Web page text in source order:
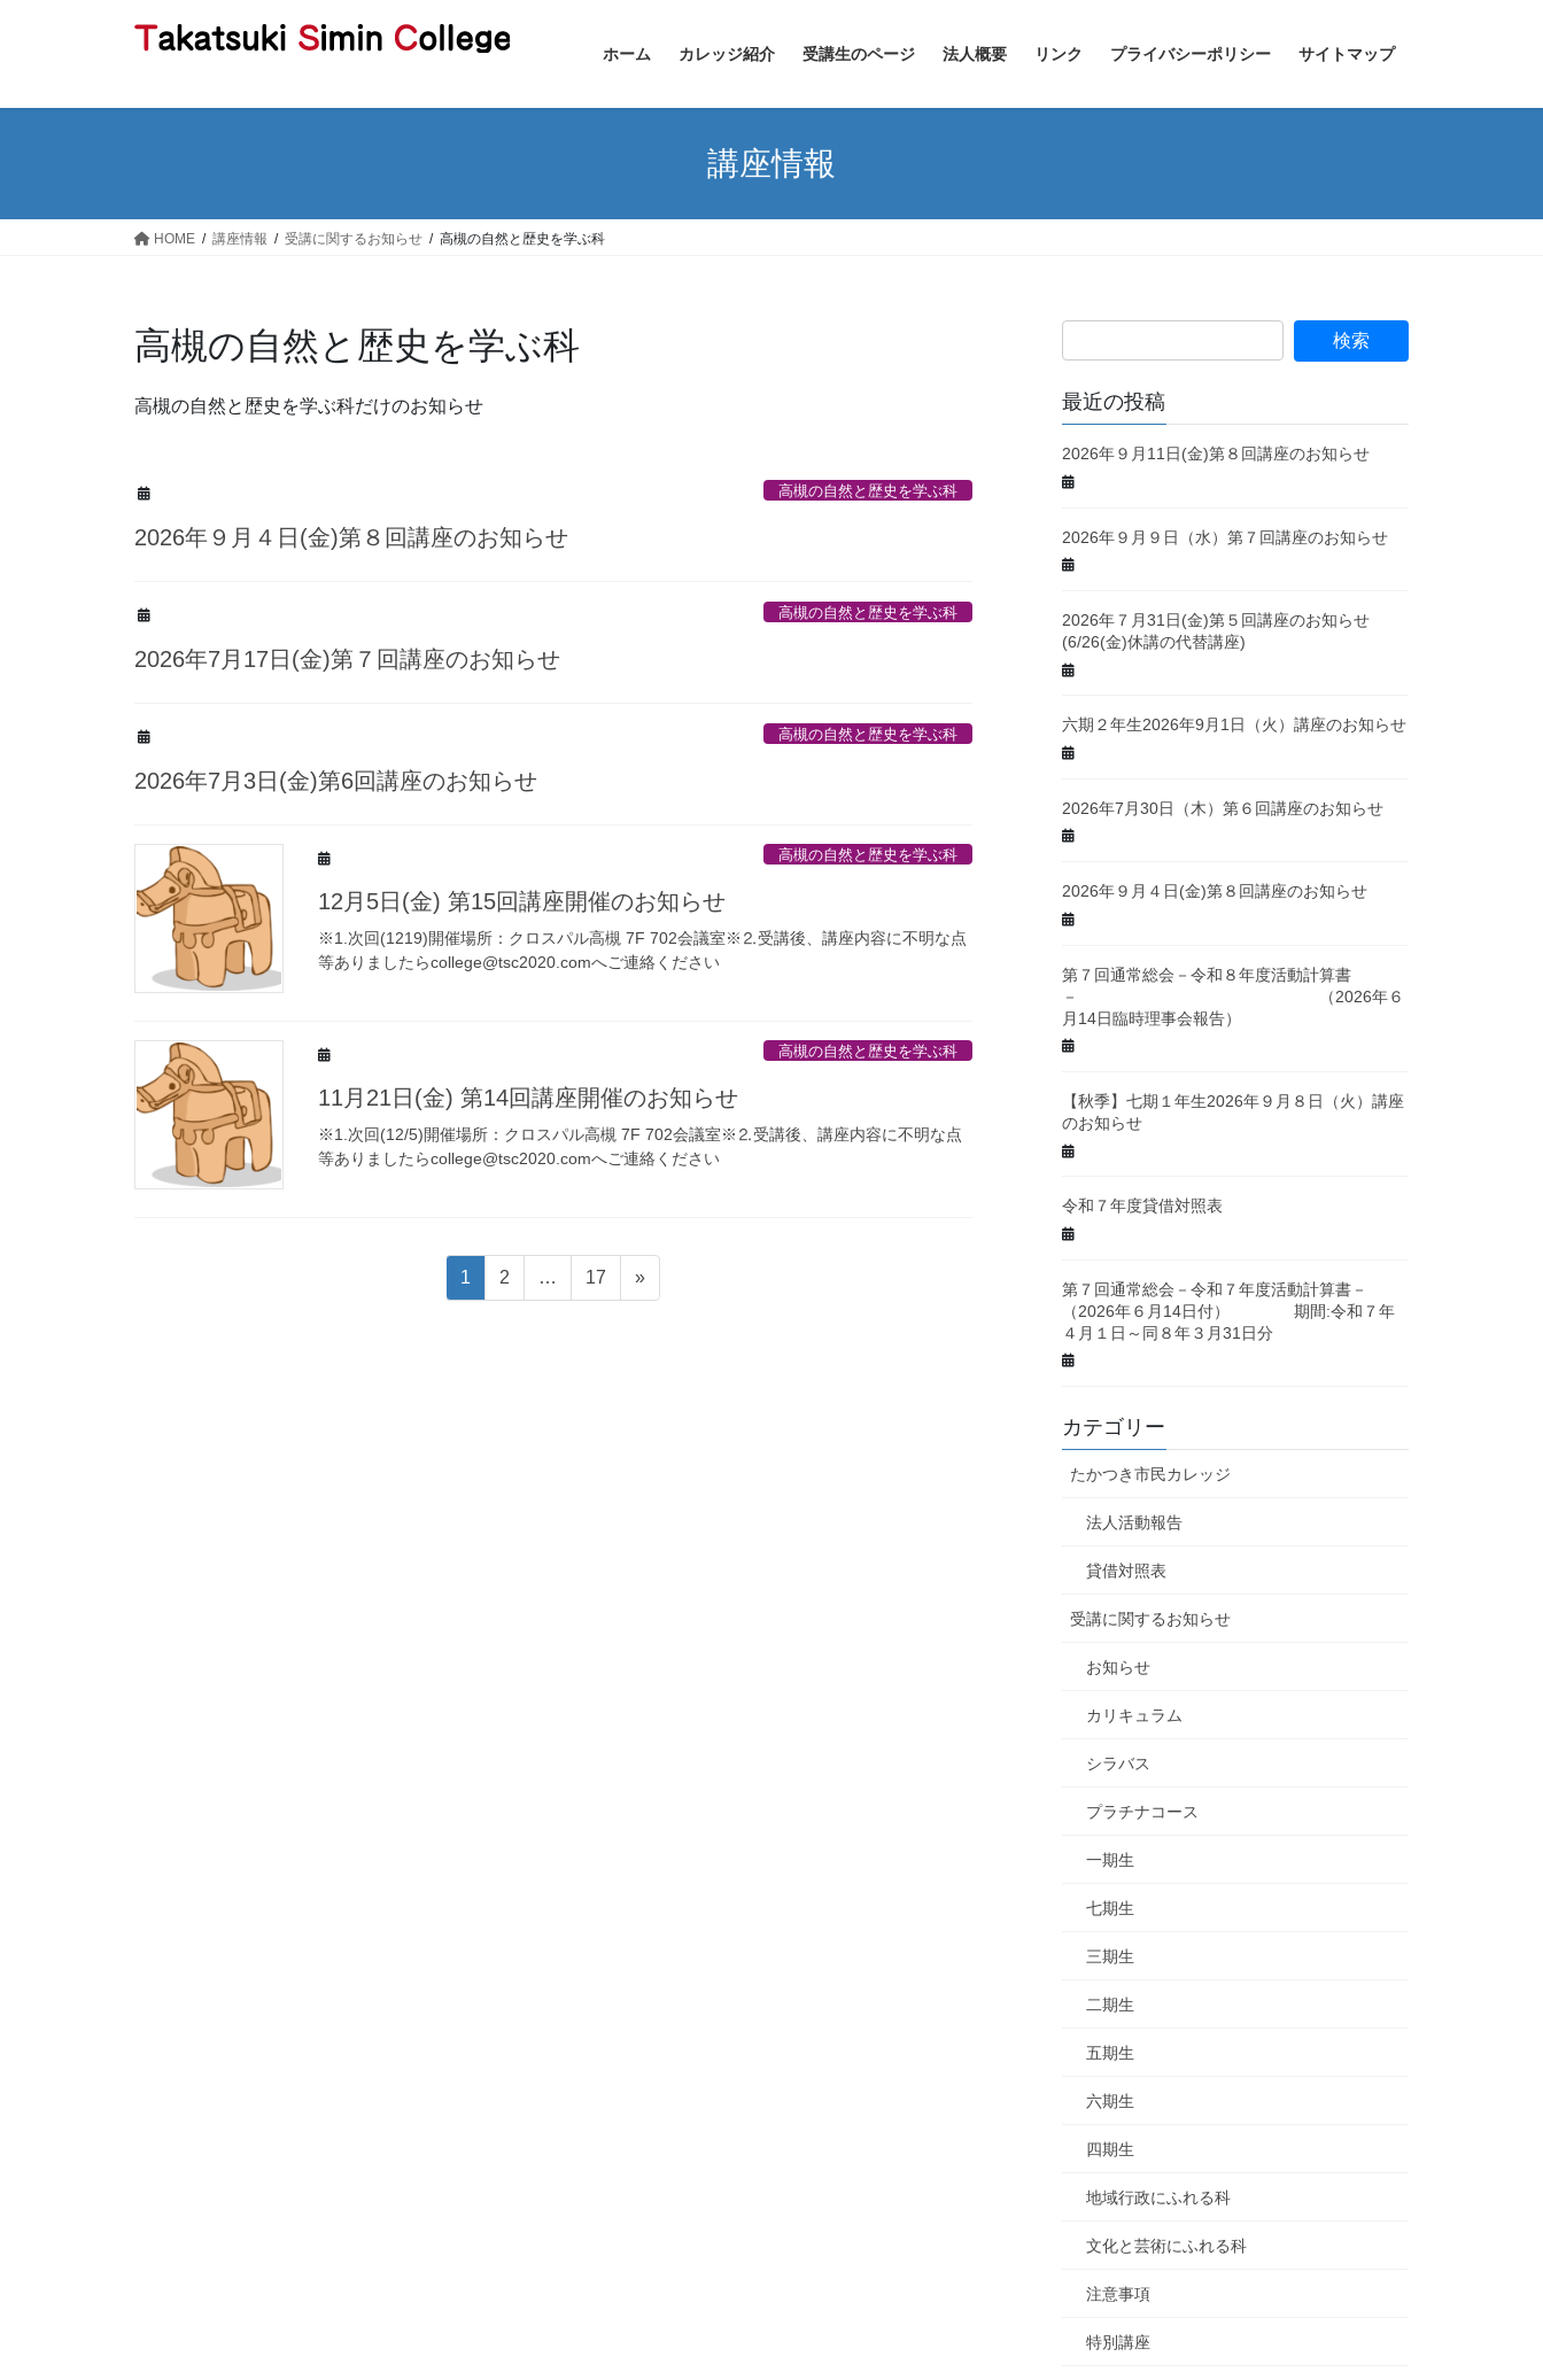
ホーム カレッジ紹介 受講生のページ 法人概要 リンク プライバシーポリシー サイトマップ
講座情報
HOME 講座情報 受講に関するお知らせ 高槻の自然と歴史を学ぶ科
高槻の自然と歴史を学ぶ科
高槻の自然と歴史を学ぶ科だけのお知らせ
高槻の自然と歴史を学ぶ科
2026年９月４日(金)第８回講座のお知らせ
高槻の自然と歴史を学ぶ科
2026年7月17日(金)第７回講座のお知らせ
高槻の自然と歴史を学ぶ科
2026年7月3日(金)第6回講座のお知らせ
高槻の自然と歴史を学ぶ科
12月5日(金) 第15回講座開催のお知らせ
※1.次回(1219)開催場所：クロスパル高槻 7F 702会議室※⒉受講後、講座内容に不明な点
等ありましたらcollege@tsc2020.comへご連絡ください
高槻の自然と歴史を学ぶ科
11月21日(金) 第14回講座開催のお知らせ
※1.次回(12/5)開催場所：クロスパル高槻 7F 702会議室※⒉受講後、講座内容に不明な点
等ありましたらcollege@tsc2020.comへご連絡ください
固
定
1
固
定
2 …
固
定
17 »
最近の投稿
2026年９月11日(金)第８回講座のお知らせ
2026年９月９日（水）第７回講座のお知らせ
2026年７月31日(金)第５回講座のお知らせ
(6/26(金)休講の代替講座)
六期２年生2026年9月1日（火）講座のお知らせ
2026年7月30日（木）第６回講座のお知らせ
2026年９月４日(金)第８回講座のお知らせ
第７回通常総会－令和８年度活動計算書
－ （2026年６
月14日臨時理事会報告）
【秋季】七期１年生2026年９月８日（火）講座
のお知らせ
令和７年度貸借対照表
第７回通常総会－令和７年度活動計算書－
（2026年６月14日付） 期間:令和７年
４月１日～同８年３月31日分
カテゴリー
たかつき市民カレッジ
法人活動報告
貸借対照表
受講に関するお知らせ
お知らせ
カリキュラム
シラバス
プラチナコース
一期生
七期生
三期生
二期生
五期生
六期生
四期生
地域行政にふれる科
文化と芸術にふれる科
注意事項
特別講座